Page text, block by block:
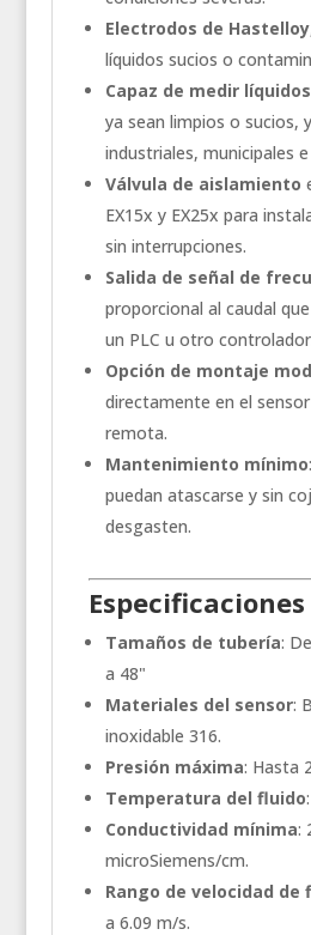
Electrodos de Hastelloy
líquidos sucios o
Capaz de medir
ya sean limpios o sucios,
industriales, municipales
Válvula de aislamiento
EX15x y EX25x para
sin interrupciones.
Salida de señal de
proporcional al caudal
un PLC u otro
Opción de montaje
directamente en el
remota.
Mantenimiento mínimo
puedan atascarse y sin
desgasten.
Tamaños de tubería:
a 48"
Materiales del sensor:
inoxidable 316.
Presión máxima: Hasta
Temperatura del fluido
Conductividad mínima:
microSiemens/cm.
Rango de velocidad de
a 6.09 m/s.